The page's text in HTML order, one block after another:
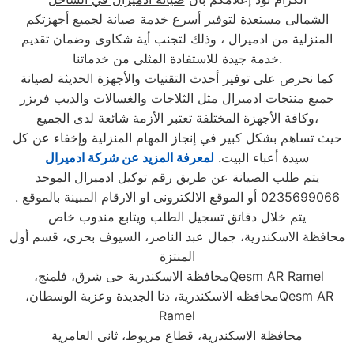
الشمالى مستعدة لتوفير أسرع خدمة صيانة لجميع أجهزتكم
المنزلية من ادميرال ، وذلك لتجنب أية شكاوى وضمان تقديم
خدمة جيدة للاستفادة المثلى من خدماتنا.
كما نحرص على توفير أحدث التقنيات والأجهزة الحديثة لصيانة
جميع منتجات ادميرال مثل الثلاجات والغسالات والديب فریزر
وكافة الأجهزة المختلفة تعتبر الأزمة شائعة لدى الجميع،
حيث تساهم بشكل كبير في إنجاز المهام المنزلية وإخفاء عن كل
سيدة أعباء البيت. لمعرفة المزيد عن شركة ادميرال
يتم طلب الصيانة عن طريق رقم توكيل ادميرال الموحد
0235699066 أو الموقع الالكترونى او الارقام المبينة بالموقع .
يتم خلال دقائق تسجيل الطلب ويتابع مندوب خاص
محافظة الاسكندرية، جمال عبد الناصر، السيوف بحري، قسم أول
المنتزة
محافظة الاسكندرية حى شرق، فلمنج،Qesm AR Ramel
محافظه الاسكندرية، دنا الجديدة وعزبة الوسطان،Qesm AR
Ramel
محافظة الاسكندرية، قطاع مريوط، ثانى العامرية